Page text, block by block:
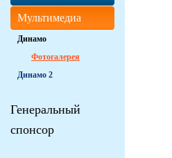
Мультимедиа
Динамо
Фотогалерея
Динамо 2
Генеральный
спонсор